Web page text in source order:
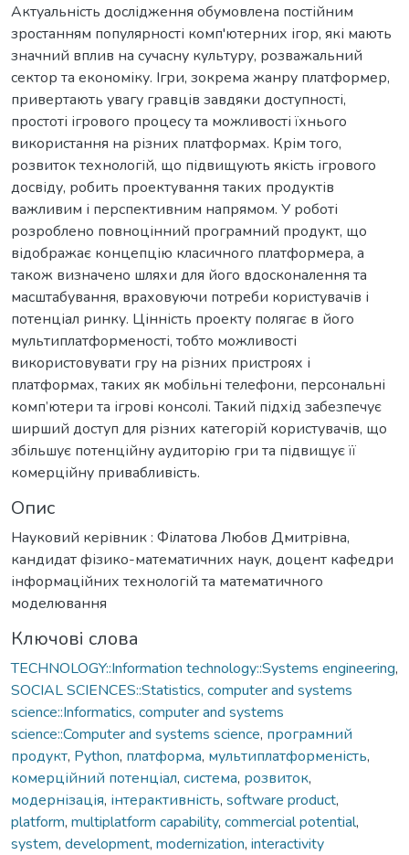
Актуальність дослідження обумовлена постійним
зростанням популярності комп'ютерних ігор, які мають
значний вплив на сучасну культуру, розважальний
сектор та економіку. Ігри, зокрема жанру платформер,
привертають увагу гравців завдяки доступності,
простоті ігрового процесу та можливості їхнього
використання на різних платформах. Крім того,
розвиток технологій, що підвищують якість ігрового
досвіду, робить проектування таких продуктів
важливим і перспективним напрямом. У роботі
розроблено повноцінний програмний продукт, що
відображає концепцію класичного платформера, а
також визначено шляхи для його вдосконалення та
масштабування, враховуючи потреби користувачів і
потенціал ринку. Цінність проекту полягає в його
мультиплатформеності, тобто можливості
використовувати гру на різних пристроях і
платформах, таких як мобільні телефони, персональні
комп’ютери та ігрові консолі. Такий підхід забезпечує
ширший доступ для різних категорій користувачів, що
збільшує потенційну аудиторію гри та підвищує її
комерційну привабливість.
Опис
Науковий керівник : Філатова Любов Дмитрівна,
кандидат фізико-математичних наук, доцент кафедри
інформаційних технологій та математичного
моделювання
Ключові слова
TECHNOLOGY::Information technology::Systems engineering,
SOCIAL SCIENCES::Statistics, computer and systems
science::Informatics, computer and systems
science::Computer and systems science, програмний
продукт, Рython, платформа, мультиплатформеність,
комерційний потенціал, система, розвиток,
модернізація, інтерактивність, software product,
platform, multiplatform capability, commercial potential,
system, development, modernization, interactivity